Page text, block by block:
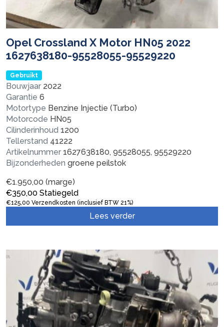
Opel Crossland X Motor HN05 2022
1627638180-95528055-95529220
Gebruikt
Bouwjaar 2022
Garantie 6
Motortype Benzine Injectie (Turbo)
Motorcode HN05
Cilinderinhoud 1200
Tellerstand 41222
Artikelnummer 1627638180, 95528055, 95529220
Bijzonderheden groene peilstok
€1.950,00 (marge)
€350,00 Statiegeld
€125,00 Verzendkosten (inclusief BTW 21%)
Lees verder